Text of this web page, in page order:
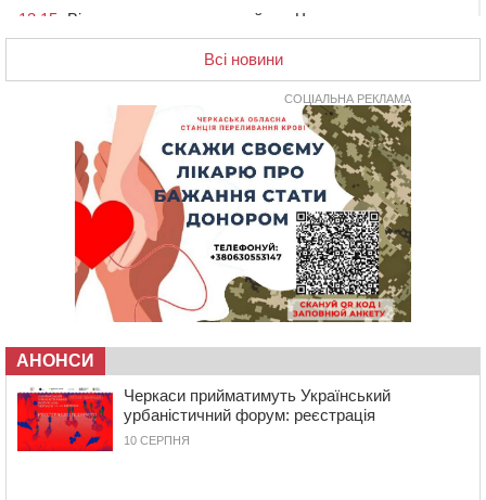
13:15
Від початку року на водоймах Черкащини загинули
37 людей, серед них 2 дітей
Водійка на смерть збила велосипедиста в
Напав на собаку з палицею та намагався наїхати на
іншу тварину: на Уманщині поліція відкрила
кримінальне провадження
Безкоштовне харчування, укриття та STEM: Черкаси
готують освітню галузь до нового навчального року
08 СЕРПНЯ 2026, СУБОТА
Черкаські вершники здобули нагороди української
першості
На Уманщині експосадовицю відділу освіти
18:30 У Єрках прощатимуться з полеглим на Курщині
стрільцем ДШВ
17:29 Апеляційний суд підтвердив стягнення майже 250
тис. грн шкоди за незаконний вилов риби
Всі новини
СОЦІАЛЬНА РЕКЛАМА
АНОНСИ
Черкаси прийматимуть Український
урбаністичний форум: реєстрація
10 СЕРПНЯ